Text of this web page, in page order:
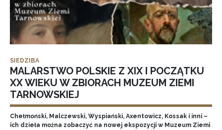
SIEDZIBA
MALARSTWO POLSKIE Z XIX I POCZĄTKU
XX WIEKU W ZBIORACH MUZEUM ZIEMI
TARNOWSKIEJ
Chełmoński, Malczewski, Wyspiański, Axentowicz, Kossak i inni –
ich dzieła można zobaczyć na nowej ekspozycji w Muzeum Ziemi